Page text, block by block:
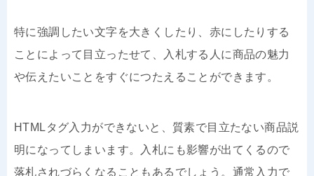
特に強調したい文字を大きくしたり、赤にしたりする
ことによって目立ったせて、入札する人に商品の魅力
や伝えたいことをすぐにつたえることができます。
HTMLタグ入力ができないと、質素で目立たない商品説
明になってしまいます。入札にも影響が出てくるので
落札されづらくなることもあるでしょう。通常入力で